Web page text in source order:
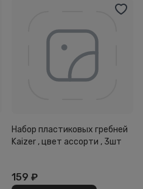
Набор пластиковых гребней
Kaizer , цвет ассорти , 3шт
159 ₽